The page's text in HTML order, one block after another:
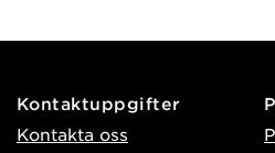
Kontaktuppgifter
Kontakta oss